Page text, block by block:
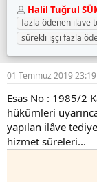
K
o
n
u
y
u
B
a
ş
l
a
t
Halil Tuğrul
fazla ödenen ilave
sürekli işçi fazla
01 Temmuz 2019 23:19
Esas No : 1985/2
hükümleri
yapılan ilâve
hizmet süreleri...